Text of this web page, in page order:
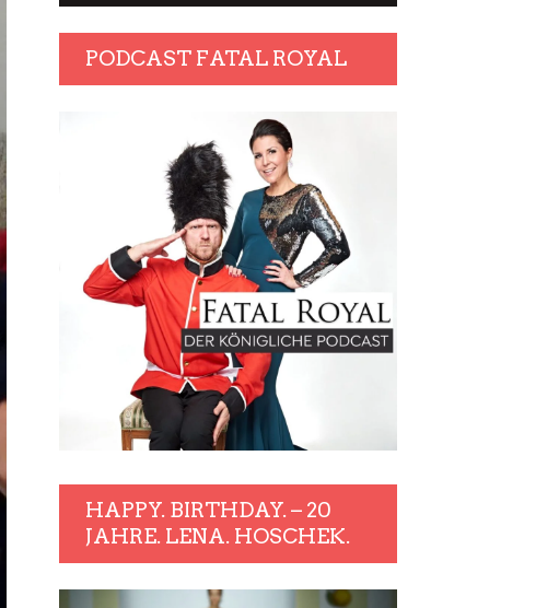
PODCAST FATAL ROYAL
HAPPY. BIRTHDAY. – 20
JAHRE. LENA. HOSCHEK.